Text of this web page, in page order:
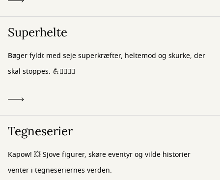
Superhelte
Bøger fyldt med seje superkræfter, heltemod og skurke, der
skal stoppes. 💪🦸‍♂️🦸‍♀️
Tegneserier
Kapow! 💥 Sjove figurer, skøre eventyr og vilde historier
venter i tegneseriernes verden.